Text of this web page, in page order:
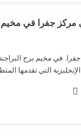
مركز جفرا في مخيم
جفرا. في مخيم برج
التي تقدمها